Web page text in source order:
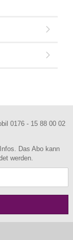
0176 - 15 88 00 02
Das Abo kann
werden.